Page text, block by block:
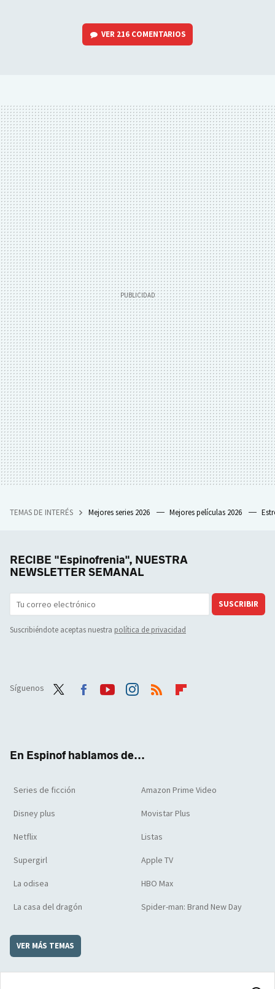
VER 216 COMENTARIOS
TEMAS DE INTERÉS Mejores series 2026 Mejores películas 2026
RECIBE "Espinofrenia", NUESTRA
NEWSLETTER SEMANAL
SUSCRIBIR
Suscribiéndote aceptas nuestra política de privacidad
Síguenos
En Espinof hablamos de...
Series de ficción Amazon Prime Video
Disney plus Movistar Plus
Netflix Listas
Supergirl Apple TV
La odisea HBO Max
La casa del dragón Spider-man: Brand New Day
VER MÁS TEMAS